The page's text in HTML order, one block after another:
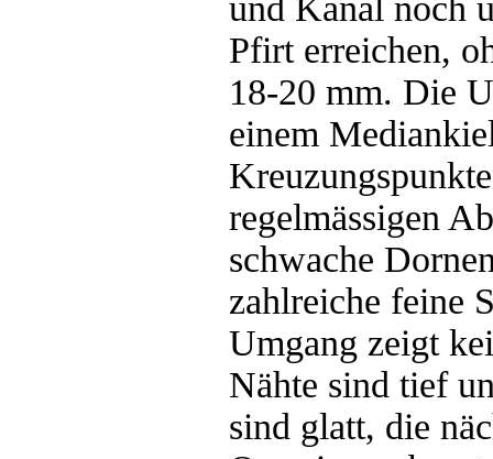
und Kanal noch
Pfirt erreichen,
18-20 mm. Die
einem
regelmässigen
schwache
zahlreiche feine
Umgang zeigt
Nähte sind tief
sind glatt, die